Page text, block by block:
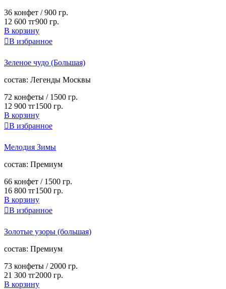
36 конфет /900 гр.
12 600 тг900 гр.
В корзину
В избранное
Зеленое чудо (Большая)
cостав: Легенды Москвы
72 конфеты / 1500 гр.
12 900 тг1500 гр.
В корзину
В избранное
Мелодия Зимы
cостав: Премиум
66 конфет / 1500 гр.
16 800 тг1500 гр.
В корзину
В избранное
Золотые узоры (большая)
cостав: Премиум
73 конфеты / 2000 гр.
21 300 тг2000 гр.
В корзину